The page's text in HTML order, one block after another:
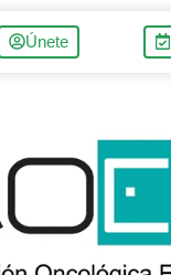
Únete